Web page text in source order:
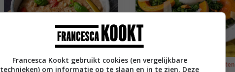
Ontbijt recepten min Hoofdgerecht recepten
Francesca Kookt gebruikt cookies (en vergelijkbare
technieken) om informatie op te slaan en in te zien. Deze